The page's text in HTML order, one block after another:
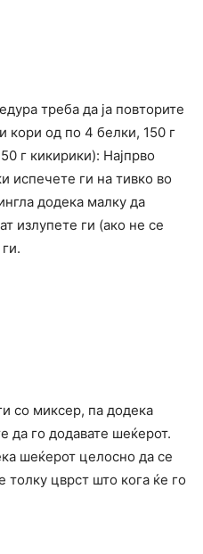
треба да ја повторите
кори од по 4 белки, 150 г
г кикирики): Најпрво
испечете ги на тивко во
додека малку да
излупете ги (ако не се
со миксер, па додека
да го додавате шеќерот.
шеќерот целосно да се
толку цврст што кога ќе го